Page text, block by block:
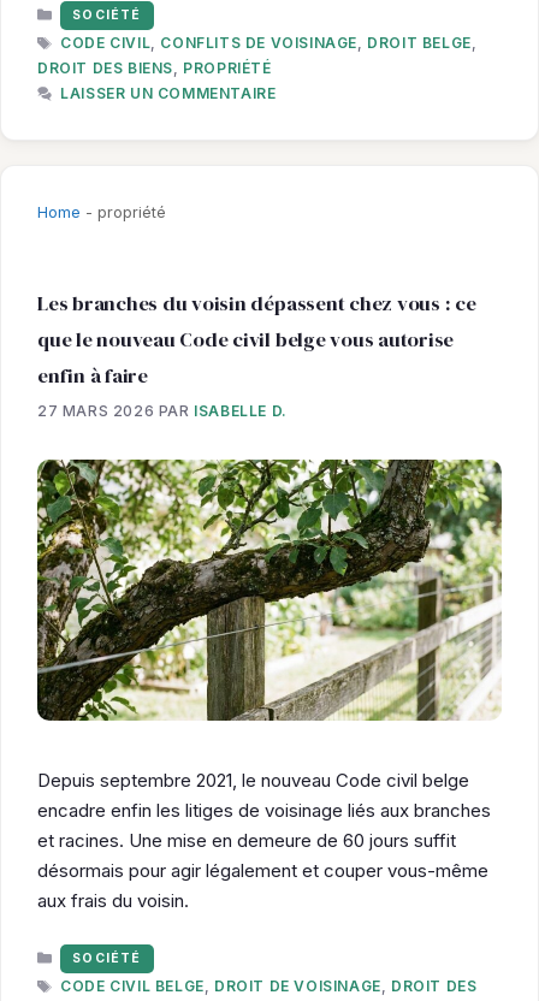
CATÉGORIES
SOCIÉTÉ
ÉTIQUETTES
CODE CIVIL, CONFLITS DE VOISINAGE, DROIT BELGE,
DROIT DES BIENS, PROPRIÉTÉ
LAISSER UN COMMENTAIRE
Home - propriété
Les branches du voisin dépassent chez vous : ce
que le nouveau Code civil belge vous autorise
enfin à faire
27 MARS 2026 PAR ISABELLE D.
Depuis septembre 2021, le nouveau Code civil belge
encadre enfin les litiges de voisinage liés aux branches
et racines. Une mise en demeure de 60 jours suffit
désormais pour agir légalement et couper vous-même
aux frais du voisin.
CATÉGORIES
SOCIÉTÉ
ÉTIQUETTES
CODE CIVIL BELGE, DROIT DE VOISINAGE, DROIT DES